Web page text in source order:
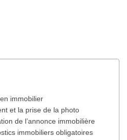
immobilier
et la prise de la photo
de l’annonce immobilière
immobiliers obligatoires